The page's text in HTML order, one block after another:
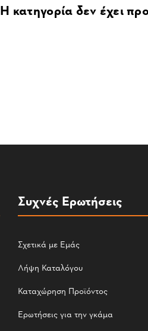
Η κατηγορία δεν έχει
Συχνές Ερωτήσεις
Σχετικά με Εμάς
Λήψη Καταλόγου
Καταχώρηση Προϊόντος
Ερωτήσεις για την γκάμα